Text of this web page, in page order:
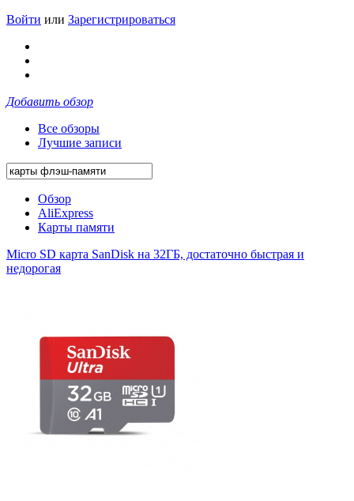
Войти или Зарегистрироваться
Добавить обзор
Все обзоры
Лучшие записи
Обзор
AliExpress
Карты памяти
Micro SD карта SanDisk на 32ГБ, достаточно быстрая и
недорогая